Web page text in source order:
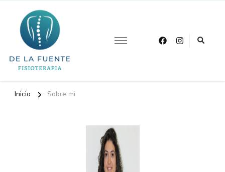
Otro sitio realizado con WordPress
Inicio Sobre mi